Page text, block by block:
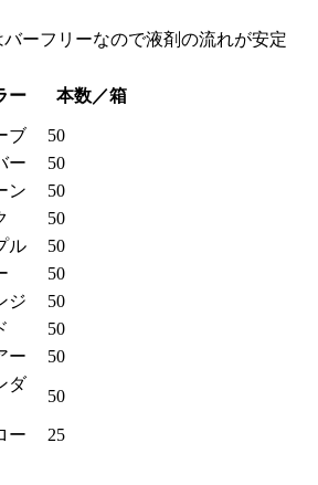
ーフリーなので液剤の流れが安定
ー 本数／箱
ブ
50
ー
50
ン
50
50
ル
50
50
ジ
50
50
ー 50
ダ
50
ー 25